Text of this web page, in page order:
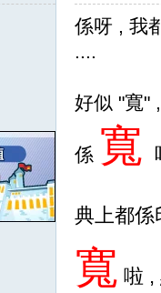
係呀 , 我
....
好似 "寬"
係 寬
典上都
寬 啦 ,